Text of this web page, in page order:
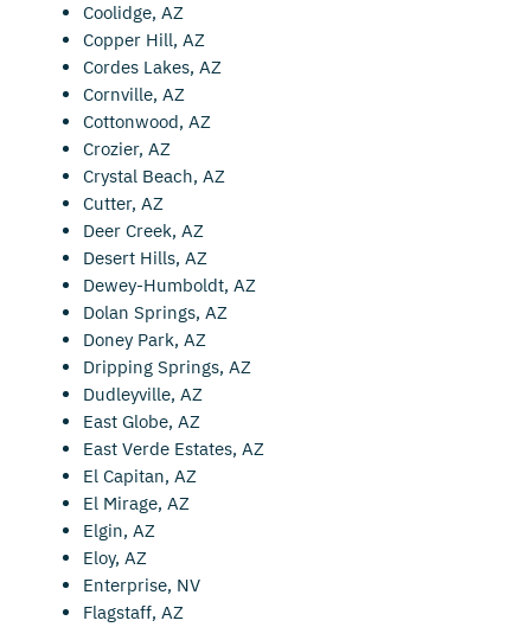
Coolidge, AZ
Copper Hill, AZ
Cordes Lakes, AZ
Cornville, AZ
Cottonwood, AZ
Crozier, AZ
Crystal Beach, AZ
Cutter, AZ
Deer Creek, AZ
Desert Hills, AZ
Dewey-Humboldt, AZ
Dolan Springs, AZ
Doney Park, AZ
Dripping Springs, AZ
Dudleyville, AZ
East Globe, AZ
East Verde Estates, AZ
El Capitan, AZ
El Mirage, AZ
Elgin, AZ
Eloy, AZ
Enterprise, NV
Flagstaff, AZ